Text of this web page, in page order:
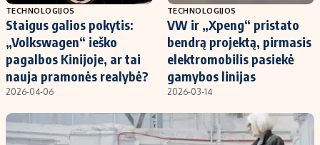
TECHNOLOGIJOS
Staigus galios pokytis:
„Volkswagen“ ieško
pagalbos Kinijoje, ar tai
nauja pramonės realybė?
2026-04-06
TECHNOLOGIJOS
VW ir „Xpeng“ pristato
bendrą projektą, pirmasis
elektromobilis pasiekė
gamybos linijas
2026-03-14